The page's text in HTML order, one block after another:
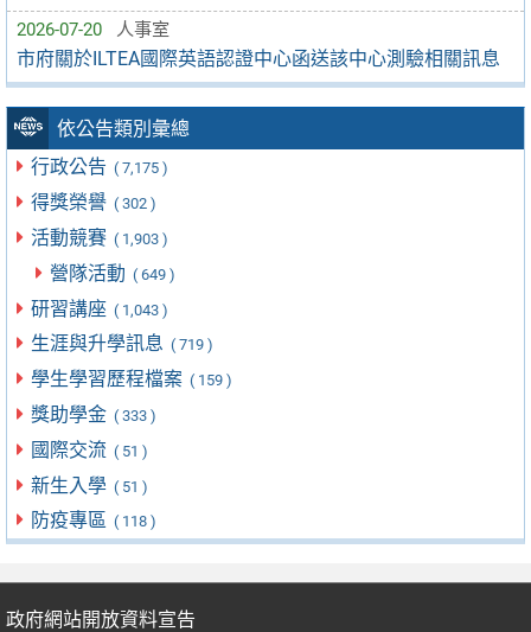
2026-07-20 人事室
市府關於ILTEA國際英語認證中心函送該中心測驗相關訊息
依公告類別彙總
行政公告 ( 7,175 )
得獎榮譽 ( 302 )
活動競賽 ( 1,903 )
營隊活動 ( 649 )
研習講座 ( 1,043 )
生涯與升學訊息 ( 719 )
學生學習歷程檔案 ( 159 )
獎助學金 ( 333 )
國際交流 ( 51 )
新生入學 ( 51 )
防疫專區 ( 118 )
政府網站開放資料宣告